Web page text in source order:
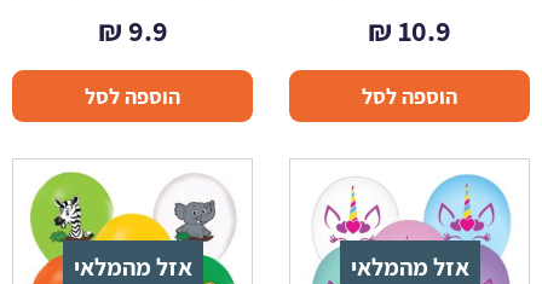
10.9
₪
הוספה לסל
9.9
₪
הוספה לסל
אזל מהמלאי אזל מהמלאי